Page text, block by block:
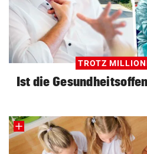
TROTZ
Ist die